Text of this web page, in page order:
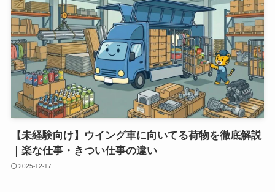
【未経験向け】ウイング車に向いてる荷物を徹底解説
｜楽な仕事・きつい仕事の違い
2025-12-17